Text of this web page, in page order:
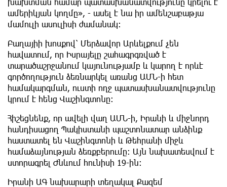
ամերիկյան կողմը», - ասել է նա իր ամենշաբաթյա
մամուլի ասուլիսի ժամանակ։
Բաղայիի խոսքով՝ Մերձավոր Արևելքում չեն
հավատում, որ Իսրայելը շահագրգռված է
տարածաշրջանում կայունությամբ և կարող է որևէ
գործողություն ձեռնարկել առանց ԱՄՆ-ի հետ
համակարգման, ուստի ողջ պատասխանատվությունը
կրում է հենց Վաշինգտոնը։
Հիշեցնենք, որ ավելի վաղ ԱՄՆ-ի, Իրանի և միջնորդ
հանդիսացող Պակիստանի պաշտոնատար անձինք
հաստատել են Վաշինգտոնի և Թեհրանի միջև
համաձայնության ձեռքբերումը։ Այն նախատեսվում է
ստորագրել Ժնևում հունիսի 19-ին։
Իրանի ԱԳ նախարարի տեղակալ Քազեմ